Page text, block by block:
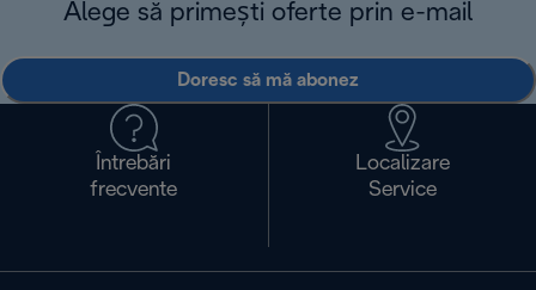
Alege să primești oferte prin e-mail
Doresc să mă abonez
Întrebări
frecvente
Localizare
Service